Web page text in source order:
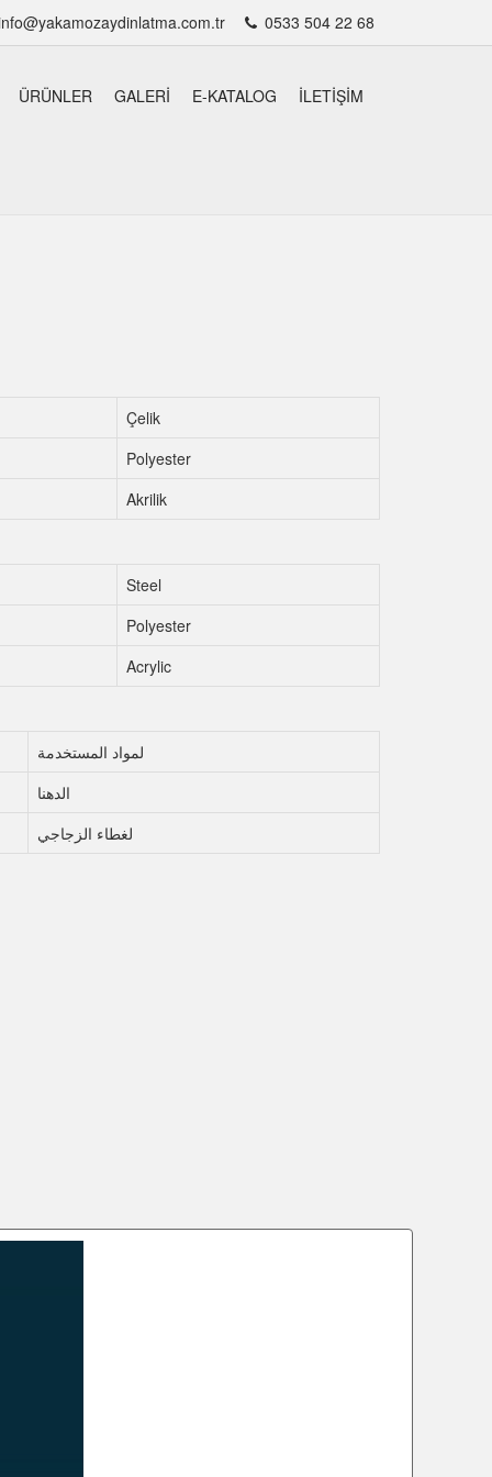
0533 504 22 68
ÜRÜNLER GALERI E-KATALOG İLETIŞIM
Çelik
Polyester
Akrilik
Steel
Polyester
Acrylic
لمواد المستخدمة
الدهنا
لغطاء الزجاجي